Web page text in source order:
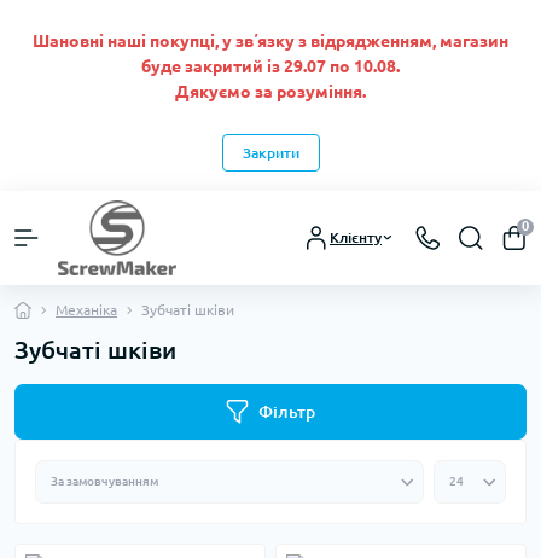
Шановні наші покупці, у звʼязку з відрядженням, магазин
буде закритий із 29.07 по 10.08.
Дякуємо за розуміння.
Закрити
Клієнту
0
Механіка Зубчаті шківи
Зубчаті шківи
Фільтр